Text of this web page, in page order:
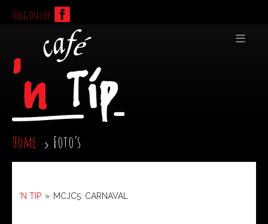
Volg ons op
Home Foto’s
'N TIP » MCJC5: CARNAVAL